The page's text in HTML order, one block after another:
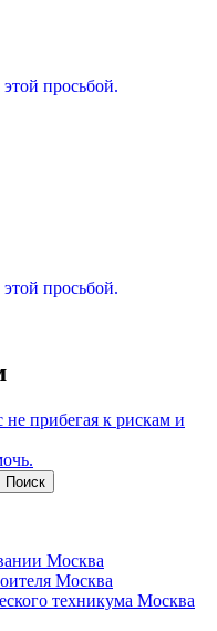
просьбой.
просьбой.
не прибегая к рискам и
Москва
Москва
техникума Москва